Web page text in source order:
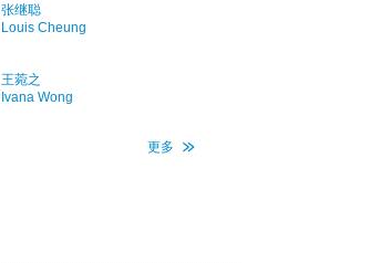
张继聪
Louis Cheung
王菀之
Ivana Wong
更多